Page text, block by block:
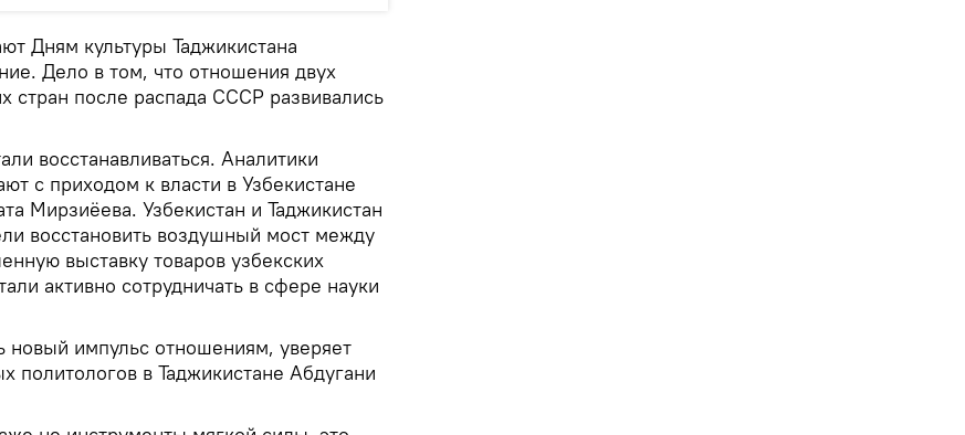
Дням культуры Таджикистана
Дело в том, что отношения двух
стран после распада СССР развивались
восстанавливаться. Аналитики
с приходом к власти в Узбекистане
Мирзиёева. Узбекистан и Таджикистан
восстановить воздушный мост между
выставку товаров узбекских
активно сотрудничать в сфере науки
импульс отношениям, уверяет
политологов в Таджикистане Абдугани